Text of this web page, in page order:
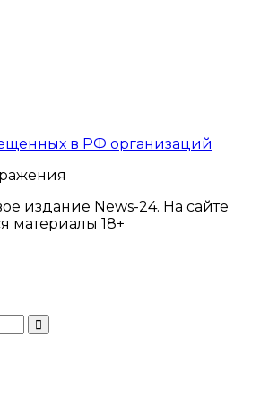
в РФ организаций
издание News-24. На сайте
материалы 18+